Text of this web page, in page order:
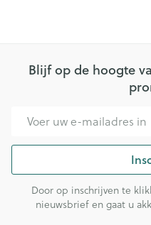
Blijf op de hoogte
Door op inschrijven te
nieuwsbrief en gaat u